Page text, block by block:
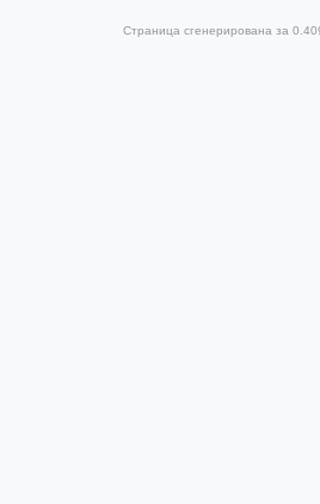
Страница сгенерирована за